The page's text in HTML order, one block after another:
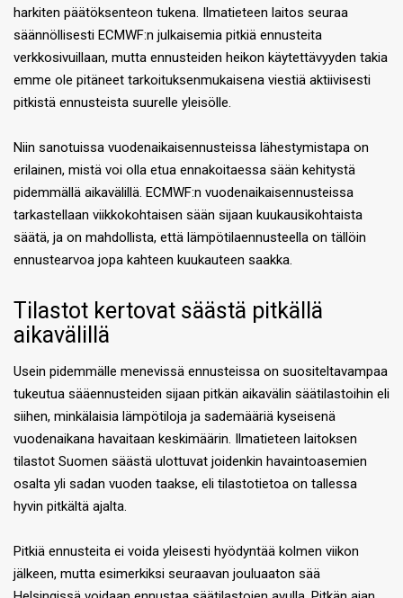
harkiten päätöksenteon tukena. Ilmatieteen laitos seuraa
säännöllisesti ECMWF:n julkaisemia pitkiä ennusteita
verkkosivuillaan, mutta ennusteiden heikon käytettävyyden takia
emme ole pitäneet tarkoituksenmukaisena viestiä aktiivisesti
pitkistä ennusteista suurelle yleisölle.
Niin sanotuissa vuodenaikaisennusteissa lähestymistapa on
erilainen, mistä voi olla etua ennakoitaessa sään kehitystä
pidemmällä aikavälillä. ECMWF:n vuodenaikaisennusteissa
tarkastellaan viikkokohtaisen sään sijaan kuukausikohtaista
säätä, ja on mahdollista, että lämpötilaennusteella on tällöin
ennustearvoa jopa kahteen kuukauteen saakka.
Tilastot kertovat säästä pitkällä
aikavälillä
Usein pidemmälle menevissä ennusteissa on suositeltavampaa
tukeutua sääennusteiden sijaan pitkän aikavälin säätilastoihin eli
siihen, minkälaisia lämpötiloja ja sademääriä kyseisenä
vuodenaikana havaitaan keskimäärin. Ilmatieteen laitoksen
tilastot Suomen säästä ulottuvat joidenkin havaintoasemien
osalta yli sadan vuoden taakse, eli tilastotietoa on tallessa
hyvin pitkältä ajalta.
Pitkiä ennusteita ei voida yleisesti hyödyntää kolmen viikon
jälkeen, mutta esimerkiksi seuraavan jouluaaton sää